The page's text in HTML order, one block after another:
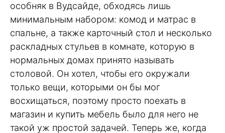
особняк в Вудсайде, обходясь лишь
минимальным набором: комод и матрас в
спальне, а также карточный стол и несколько
раскладных стульев в комнате, которую в
нормальных домах принято называть
столовой. Он хотел, чтобы его окружали
только вещи, которыми он бы мог
восхищаться, поэтому просто поехать в
магазин и купить мебель было для него не
такой уж простой задачей. Теперь же, когда